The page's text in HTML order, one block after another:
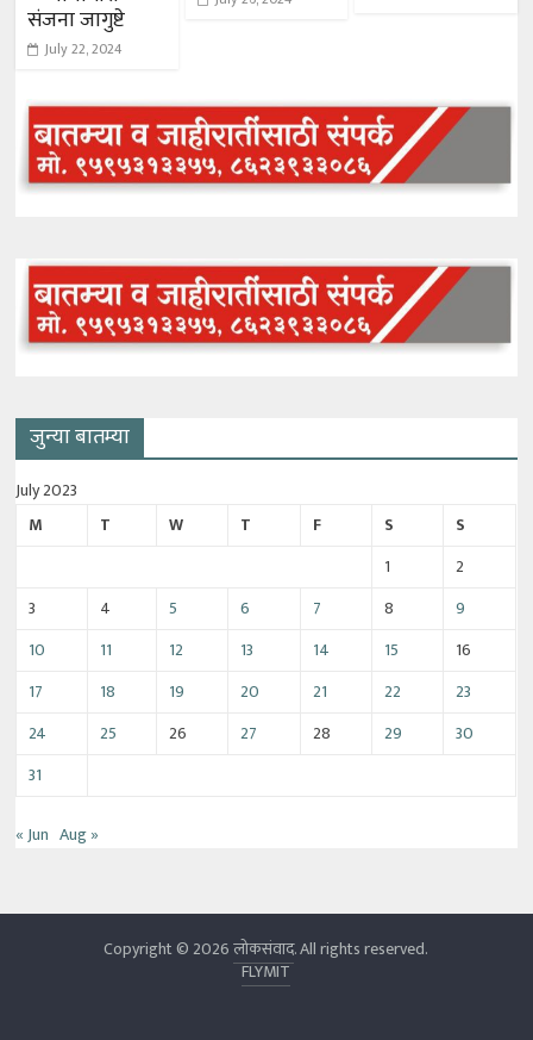
संजना जागुष्टे
July 22, 2024
जुन्या बातम्या
July 2023
M
T W T F S
S
1
2
3
4 5 6 7 8
9
10
11 12 13 14 15
16
17
18 19 20 21 22
23
24
25 26 27 28 29
30
31
« Jun Aug »
Copyright © 2026लोकसंवाद. All rights reserved.
FLYMIT